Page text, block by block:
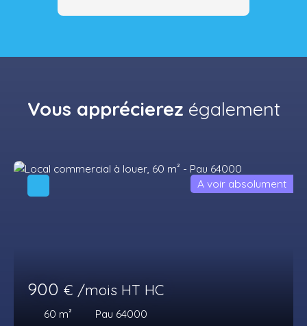
Vous apprécierez également
900 € /mois HT HC
60 m² Pau 64000
A voir absolument